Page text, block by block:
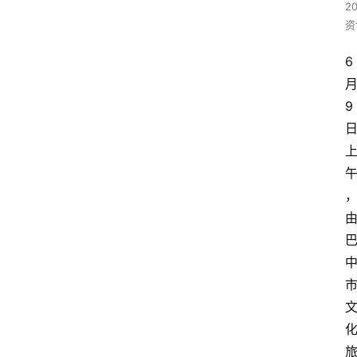
6
月
9
日
上
午
，
由
巴
中
市
文
化
旅